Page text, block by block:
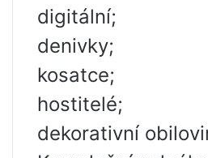
digitální;
denivky;
kosatce;
hostitelé;
dekorativní